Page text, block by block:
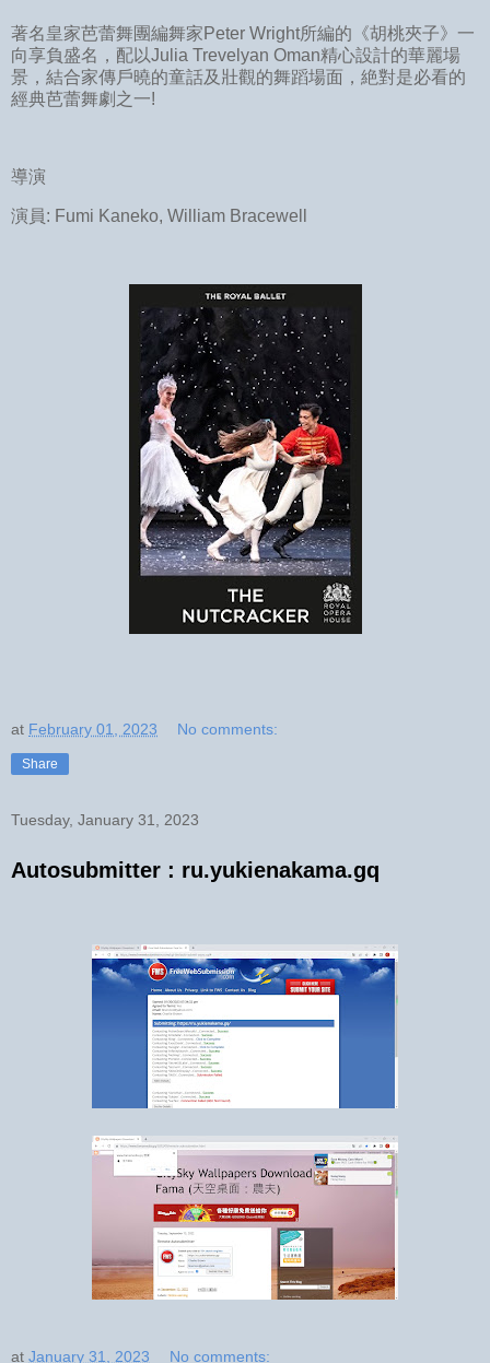
著名皇家芭蕾舞團編舞家Peter Wright所編的《胡桃夾子》一
向享負盛名，配以Julia Trevelyan Oman精心設計的華麗場
景，結合家傳戶曉的童話及壯觀的舞蹈場面，絶對是必看的
經典芭蕾舞劇之一!
導演
演員: Fumi Kaneko, William Bracewell
at February 01, 2023 No comments:
Share
Tuesday, January 31, 2023
Autosubmitter : ru.yukienakama.gq
at January 31, 2023 No comments: